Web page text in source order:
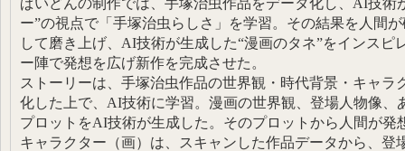
ぱいどんの制作では、手塚治虫作品をデータ化し、AI技術
ー”の視点で「手塚治虫らしさ」を学習。その結果を人間
して磨き上げ、AI技術が生成した“漫画のタネ”をインスピ
ー陣で発想を広げ新作を完成させた。
ストーリーは、手塚治虫作品の世界観・時代背景・キャラ
化した上で、AI技術に学習。漫画の世界観、登場人物像、
プロットをAI技術が生成した。そのプロットから人間が発
キャラクター（画）は、スキャンした作品データから、登